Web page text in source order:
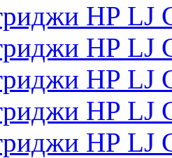
HP LJ
HP LJ
HP LJ
HP LJ
HP LJ